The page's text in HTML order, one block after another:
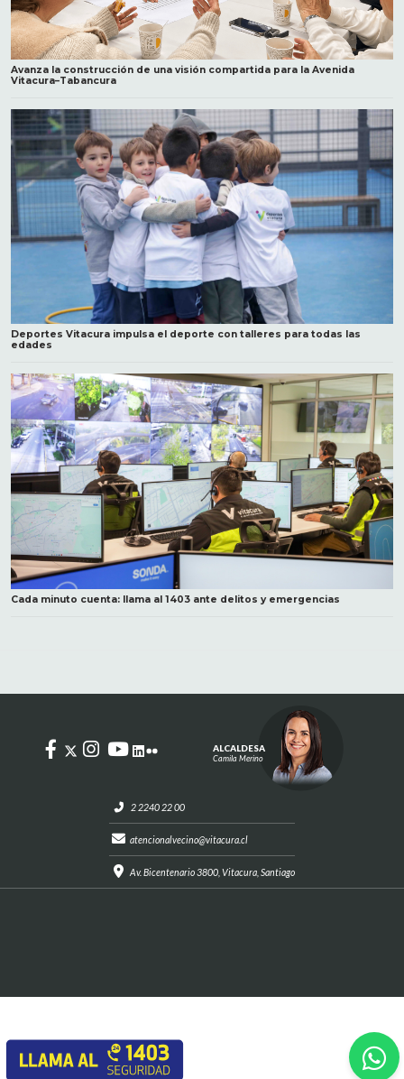
Avanza la construcción de una visión compartida para la Avenida
Vitacura–Tabancura
Deportes Vitacura impulsa el deporte con talleres para todas las
edades
Cada minuto cuenta: llama al 1403 ante delitos y emergencias
2 2240 22 00
atencionalvecino@vitacura.cl
Av. Bicentenario 3800, Vitacura, Santiago
ALCALDESA
Camila Merino